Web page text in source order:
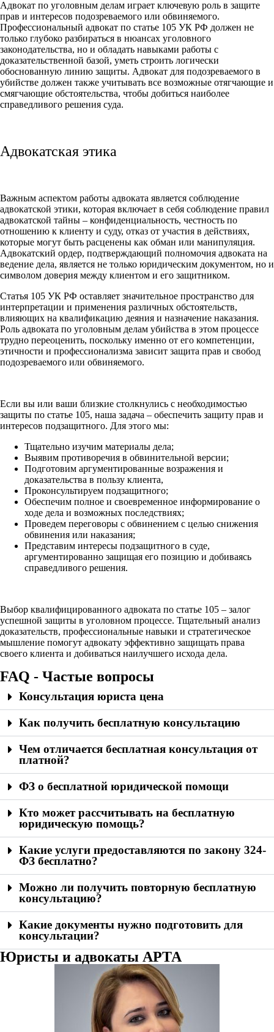
Адвокат по уголовным делам играет ключевую роль в защите
прав и интересов подозреваемого или обвиняемого.
Профессиональный адвокат по статье 105 УК РФ должен не
только глубоко разбираться в нюансах уголовного
законодательства, но и обладать навыками работы с
доказательственной базой, уметь строить логически
обоснованную линию защиты. Адвокат для подозреваемого в
убийстве должен также учитывать все возможные отягчающие и
смягчающие обстоятельства, чтобы добиться наиболее
справедливого решения суда.
Адвокатская этика
Важным аспектом работы адвоката является соблюдение
адвокатской этики, которая включает в себя соблюдение правил
адвокатской тайны – конфиденциальность, честность по
отношению к клиенту и суду, отказ от участия в действиях,
которые могут быть расценены как обман или манипуляция.
Адвокатский ордер, подтверждающий полномочия адвоката на
ведение дела, является не только юридическим документом, но и
символом доверия между клиентом и его защитником.
Статья 105 УК РФ оставляет значительное пространство для
интерпретации и применения различных обстоятельств,
влияющих на квалификацию деяния и назначение наказания.
Роль адвоката по уголовным делам убийства в этом процессе
трудно переоценить, поскольку именно от его компетенции,
этичности и профессионализма зависит защита прав и свобод
подозреваемого или обвиняемого.
Если вы или ваши близкие столкнулись с необходимостью
защиты по статье 105, наша задача – обеспечить защиту прав и
интересов подзащитного. Для этого мы:
Тщательно изучим материалы дела;
Выявим противоречия в обвинительной версии;
Подготовим аргументированные возражения и
доказательства в пользу клиента,
Проконсультируем подзащитного;
Обеспечим полное и своевременное информирование о
ходе дела и возможных последствиях;
Проведем переговоры с обвинением с целью снижения
обвинения или наказания;
Представим интересы подзащитного в суде,
аргументированно защищая его позицию и добиваясь
справедливого решения.
Выбор квалифицированного адвоката по статье 105 – залог
успешной защиты в уголовном процессе. Тщательный анализ
доказательств, профессиональные навыки и стратегическое
мышление помогут адвокату эффективно защищать права
своего клиента и добиваться наилучшего исхода дела.
FAQ - Частые вопросы
Консультация юриста цена
Как получить бесплатную консультацию
Чем отличается бесплатная консультация от
платной?
ФЗ о бесплатной юридической помощи
Кто может рассчитывать на бесплатную
юридическую помощь?
Какие услуги предоставляются по закону 324-
ФЗ бесплатно?
Можно ли получить повторную бесплатную
консультацию?
Какие документы нужно подготовить для
консультации?
Юристы и адвокаты АРТА